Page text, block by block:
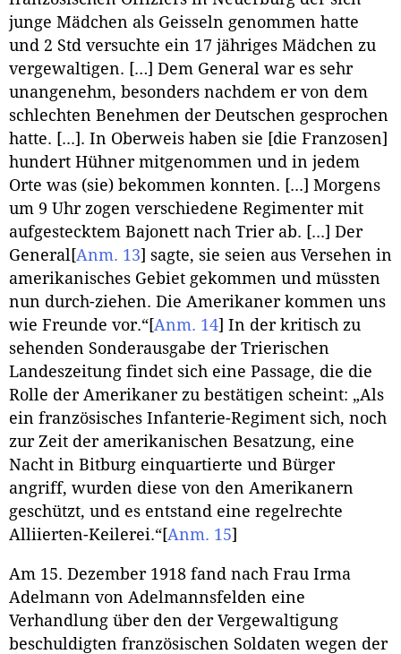
junge Mädchen als Geisseln genommen hatte
und 2 Std versuchte ein 17 jähriges Mädchen zu
vergewaltigen. […] Dem General war es sehr
unangenehm, besonders nachdem er von dem
schlechten Benehmen der Deutschen gesprochen
hatte. [...]. In Oberweis haben sie [die Franzosen]
hundert Hühner mitgenommen und in jedem
Orte was (sie) bekommen konnten. [...] Morgens
um 9 Uhr zogen verschiedene Regimenter mit
aufgestecktem Bajonett nach Trier ab. [...] Der
General[Anm. 13] sagte, sie seien aus Versehen in
amerikanisches Gebiet gekommen und müssten
nun durch-ziehen. Die Amerikaner kommen uns
wie Freunde vor.“[Anm. 14] In der kritisch zu
sehenden Sonderausgabe der Trierischen
Landeszeitung findet sich eine Passage, die die
Rolle der Amerikaner zu bestätigen scheint: „Als
ein französisches Infanterie-Regiment sich, noch
zur Zeit der amerikanischen Besatzung, eine
Nacht in Bitburg einquartierte und Bürger
angriff, wurden diese von den Amerikanern
geschützt, und es entstand eine regelrechte
Alliierten-Keilerei.“[Anm. 15]
Am 15. Dezember 1918 fand nach Frau Irma
Adelmann von Adelmannsfelden eine
Verhandlung über den der Vergewaltigung
beschuldigten französischen Soldaten wegen der